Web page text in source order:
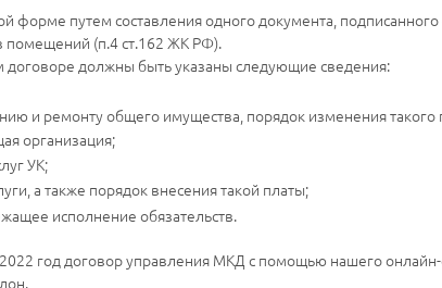
форме путем составления одного документа,
помещений (п.4 ст.162 ЖК РФ).
договоре должны быть указаны следующие сведения:
и ремонту общего имущества, порядок изменения
организация;
УК;
а также порядок внесения такой платы;
исполнение обязательств.
год договор управления МКД с помощью нашего онлайн-